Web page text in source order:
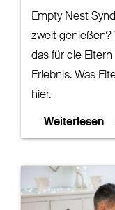
Empty Nest
zweit genießen?
das für die
Erlebnis. Was
hier.
Weiterlesen